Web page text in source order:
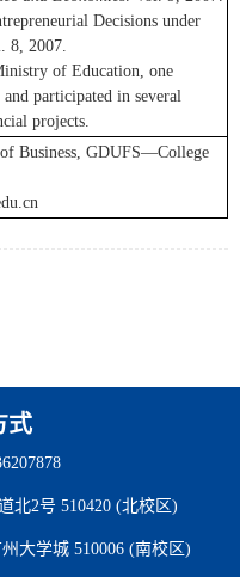
Decisions under
8, 2007.
of Education, one
participated in several
projects.
Business, GDUFS—College
式
北2号 510420 (北校区)
学城 510006 (南校区)